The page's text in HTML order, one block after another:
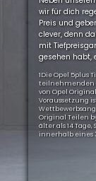
wir für dich
Preis und
clever, denn
mit
gesehen habt,
1Die Opel 5plus
teilnehmenden
von Opel Original
Voraussetzung
Original Teilen
älter als 14
innerhalb eines